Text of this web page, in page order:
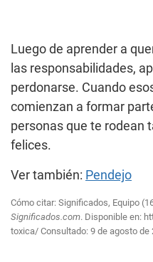
Luego de aprender a
las responsabilidades,
perdonarse. Cuando
comienzan a formar
personas que te rodean
felices.
Ver también: Pendejo
Cómo citar: Significados, Equipo
Significados.com. Disponible en:
toxica/ Consultado: 9 de agosto de